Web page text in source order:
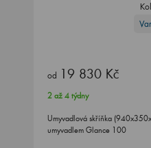
od 19 830 Kč
2 až 4 týdny
Umyvadlová skříňka
umyvadlem Glance 100